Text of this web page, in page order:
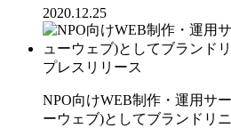
2020.12.25
プレスリリース
NPO向けWEB制作・運用サ
ーウェブ)としてブランドリ